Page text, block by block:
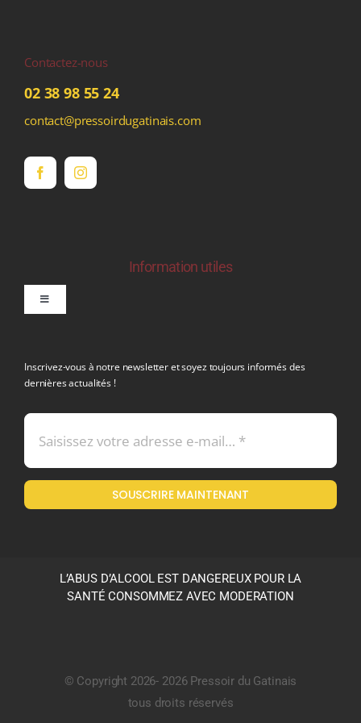
Contactez-nous
02 38 98 55 24
contact@pressoirdugatinais.com
Information utiles
Toggle
Mentions légales
Politique en matière de remboursements et de retours
Inscrivez-vous à notre newsletter et soyez toujours informés des
dernières actualités !
SOUSCRIRE MAINTENANT
L’ABUS D’ALCOOL EST DANGEREUX POUR LA
SANTÉ CONSOMMEZ AVEC MODERATION
© Copyright 2026- 2026 Pressoir du Gatinais
tous droits réservés